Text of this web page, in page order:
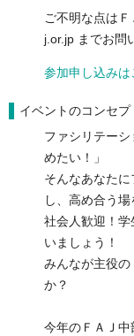
ご不明な点は
j.or.jp までお問
参加申し込みは
イベントのコンセプ
ファシリテー
めたい！」
そんなあなた
し、高め合う場
社会人歓迎！
いましょう！
みんなが主役
か？
今年のＦＡＪ